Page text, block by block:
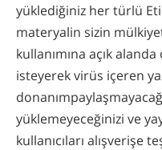
yüklediğiniz her türlü
materyalin sizin
kullanımına açık
isteyerek virüs içeren
yüklemeyeceğinizi ve
kullanıcıları alışverişe